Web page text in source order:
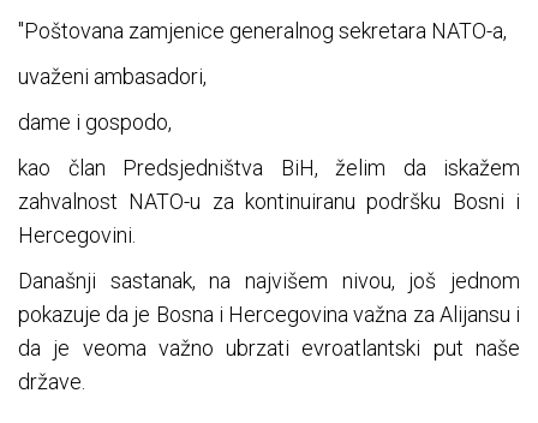
"Poštovana zamjenice generalnog sekretara NATO-a,
uvaženi ambasadori,
dame i gospodo,
kao član Predsjedništva BiH, želim da iskažem
zahvalnost NATO-u za kontinuiranu podršku Bosni i
Hercegovini.
Današnji sastanak, na najvišem nivou, još jednom
pokazuje da je Bosna i Hercegovina važna za Alijansu i
da je veoma važno ubrzati evroatlantski put naše
države.